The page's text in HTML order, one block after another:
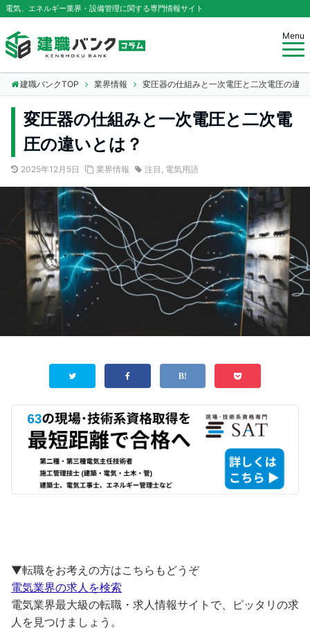
電気、エネルギー業界・設備管理に関する専門情報サイト
Menu
建職バンクTOP 業界情報 変圧器の仕組みと一次電圧と二次電圧の違
変圧器の仕組みと一次電圧と二次電
圧の違いとは？
2025年12月5日 業界情報 注目 , 電気用語
▼転職をお考えの方はこちらもどうぞ
電気業界の求人を検索
電気業界最大級の転職・求人情報サイトで、ピッタリの求
人を見つけましょう。